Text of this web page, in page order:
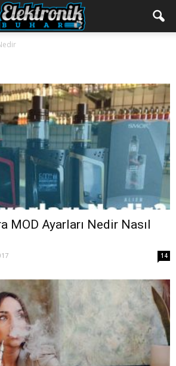
MOD Ayarları Nedir Nasıl
14